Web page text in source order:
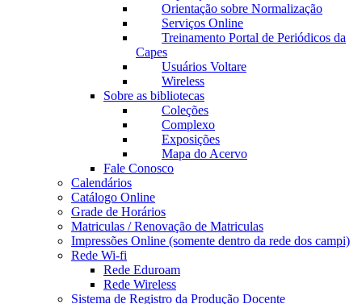
Orientação sobre Normalização
Serviços Online
Treinamento Portal de Periódicos da
Capes
Usuários Voltare
Wireless
Sobre as bibliotecas
Coleções
Complexo
Exposições
Mapa do Acervo
Fale Conosco
Calendários
Catálogo Online
Grade de Horários
Matriculas / Renovação de Matriculas
Impressões Online (somente dentro da rede dos campi)
Rede Wi-fi
Rede Eduroam
Rede Wireless
Sistema de Registro da Produção Docente